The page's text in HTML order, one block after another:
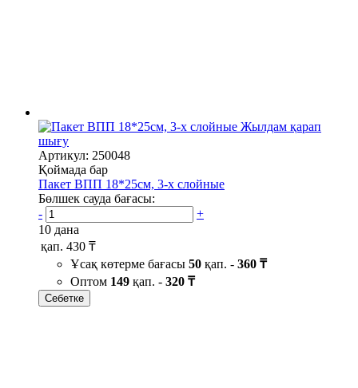
Жылдам қарап
шығу
Артикул: 250048
Қоймада бар
Пакет ВПП 18*25см, 3-х слойные
Бөлшек сауда бағасы:
-
+
10 дана
қап. 430 ₸
Ұсақ көтерме бағасы 50 қап. - 360 ₸
Оптом 149 қап. - 320 ₸
Себетке